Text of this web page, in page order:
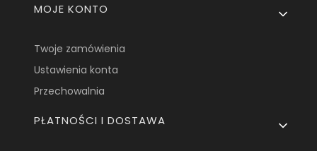
MOJE KONTO
Twoje zamówienia
Ustawienia konta
Przechowalnia
PŁATNOŚCI I DOSTAWA